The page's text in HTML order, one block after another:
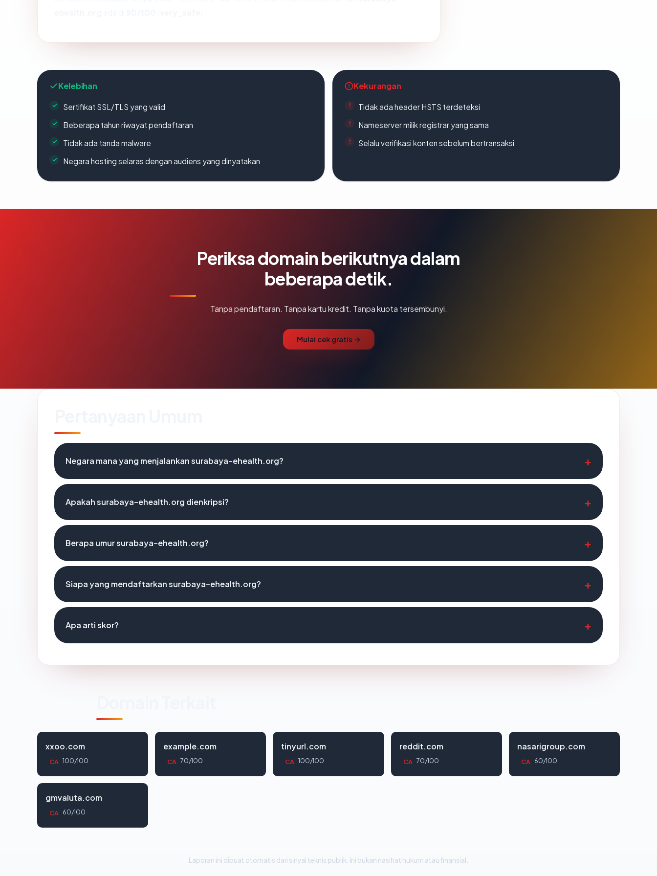
Kelebihan
Sertifikat SSL/TLS yang valid
Beberapa tahun riwayat pendaftaran
Tidak ada tanda malware
Negara hosting selaras dengan audiens yang dinyatakan
Kekurangan
Tidak ada header HSTS terdeteksi
Nameserver milik registrar yang sama
Selalu verifikasi konten sebelum bertransaksi
Periksa domain berikutnya dalam
beberapa detik.
Tanpa pendaftaran. Tanpa kartu kredit. Tanpa kuota tersembunyi.
Mulai cek gratis →
Negara mana yang menjalankan surabaya-ehealth.org?
Apakah surabaya-ehealth.org dienkripsi?
Berapa umur surabaya-ehealth.org?
Siapa yang mendaftarkan surabaya-ehealth.org?
Apa arti skor?
xxoo.com
CA 100/100
example.com
CA 70/100
tinyurl.com
CA 100/100
reddit.com
CA 70/100
nasarigroup.com
CA 60/100
gmvaluta.com
CA 60/100
Laporan ini dibuat otomatis dari sinyal teknis publik. Ini bukan nasihat hukum atau finansial.